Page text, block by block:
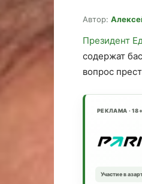
Автор:
Президент
содержат
вопрос
РЕКЛАМА · 18+
Участие в